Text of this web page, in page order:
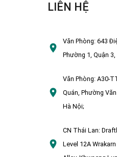
LIÊN HỆ
Văn Phòng:643
Phường 1, Quận 3,
Văn Phòng:A30-
Quán, Phường
Hà Nội;
CN Thái Lan:
Level 12A